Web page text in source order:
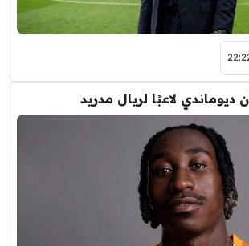
لاعبًا لريال مدريد